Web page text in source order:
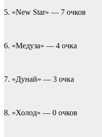
5. «New Star» — 7 очков
6. «Медуза» — 4 очка
7. «Дунай» — 3 очка
8. «Холод» — 0 очков